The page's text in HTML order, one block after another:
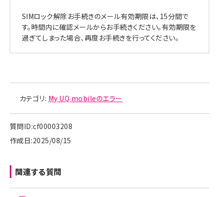
SIMロック解除お手続きのメール有効期限は、15分間で
す。時間内に確認メールからお手続きください。有効期限を
過ぎてしまった場合、再度お手続きを行ってください。
カテゴリ: My UQ mobileのエラー
質問ID:cf00003208
作成日:2025/08/15
関連する質問